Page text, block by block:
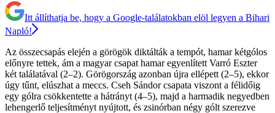
Itt állíthatja be, hogy a Google-találatokban elöl legyen a Bihari
Napló!
Az összecsapás elején a görögök diktálták a tempót, hamar kétgólos
előnyre tettek, ám a magyar csapat hamar egyenlített Varró Eszter
két találatával (2–2). Görögország azonban újra ellépett (2–5), ekkor
úgy tűnt, elúszhat a meccs. Cseh Sándor csapata viszont a félidőig
egy gólra csökkentette a hátrányt (4–5), majd a harmadik negyedben
lehengerlő teljesítményt nyújtott, és zsinórban négy gólt szerezve